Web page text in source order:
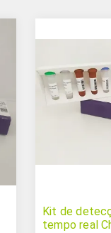
Kit de
tempo real